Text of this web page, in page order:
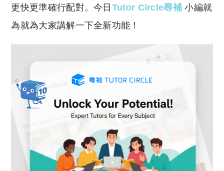
更快更準確行配對。今日 Tutor Circle尋補小編就
為就為大家講解一下全新功能！